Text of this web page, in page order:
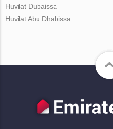
Huvilat Dubaissa
Huvilat Abu Dhabissa